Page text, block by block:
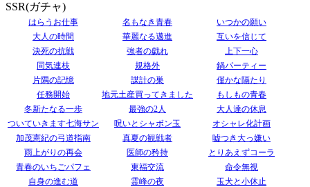
SSR(ガチャ)
はらうお仕事 名もなき青春
いつかの願い
大人の時間
華麗なる邁進
互いを信じて
決死の抗戦
強者の戯れ
上下一心
同気連枝
規格外
鍋パーティー
片隅の記憶
謀計の巣
僅かな隔たり
任務開始
地元土産買ってきました
もしもの青春
冬新たなる一歩
最強の2人
大人達の休息
ついていきます七海サン
呪いとシャボン玉
オシャレ化計画
加茂憲紀の弓道指南
真夏の観戦者
嘘つき大っ嫌い
雨上がりの再会
医師の矜持
とりあえずコーラ
青春のいちごパフェ
東福交流
命令無視
自身の進む道
霊峰の夜
玉犬と小休止